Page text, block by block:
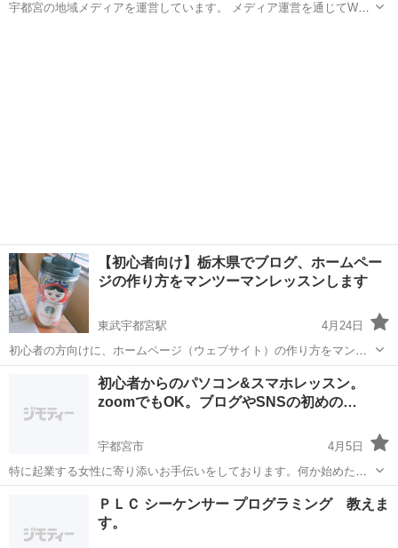
宇都宮の地域メディアを運営しています。 メディア運営を通じてWeb
【初心者向け】栃木県でブログ、ホームペー
ジの作り方をマンツーマンレッスンします
東武宇都宮駅
4月24日
初心者の方向けに、ホームページ（ウェブサイト）の作り方をマンツ
ーマンで教えます。 ■こんな人向けの講座です 【事業者の方】 ・独学
でお店のホームページ（ウェブサイト）をつくったけど、途中で挫折
宇都宮市 東武宇都宮駅
初心者からのパソコン&スマホレッスン。
zoomでもOK。ブログやSNSの初めの…
宇都宮市
4月5日
特に起業する女性に寄り添いお手伝いをしております。何か始めたい
と思っている方にブログやSNSの使い方レッスンをしています。サロ
ンやお教室を始めたいが宣伝の仕方がわからない方が多く通っていた
だいております。 アメブロカスタマ...
SNS
ＰＬＣ シーケンサー プログラミング 教えま
す。